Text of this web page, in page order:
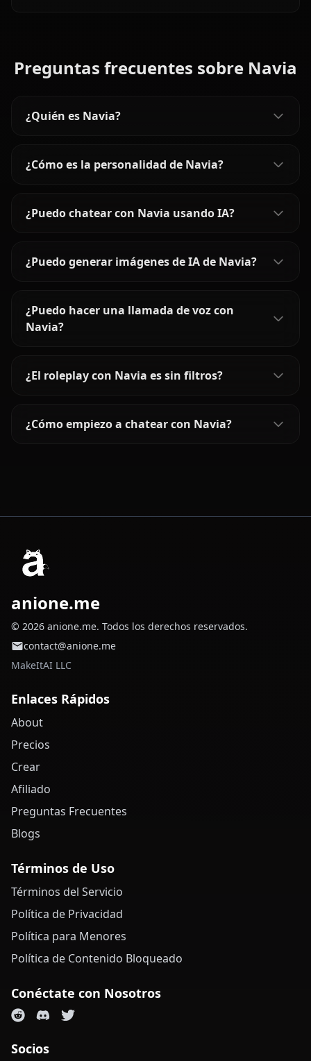
Preguntas frecuentes sobre Navia
¿Quién es Navia?
¿Cómo es la personalidad de Navia?
¿Puedo chatear con Navia usando IA?
¿Puedo generar imágenes de IA de Navia?
¿Puedo hacer una llamada de voz con
Navia?
¿El roleplay con Navia es sin filtros?
¿Cómo empiezo a chatear con Navia?
anione.me
© 2026 anione.me. Todos los derechos reservados.
contact@anione.me
MakeItAI LLC
Enlaces Rápidos
About
Precios
Crear
Afiliado
Preguntas Frecuentes
Blogs
Términos de Uso
Términos del Servicio
Política de Privacidad
Política para Menores
Política de Contenido Bloqueado
Conéctate con Nosotros
Socios